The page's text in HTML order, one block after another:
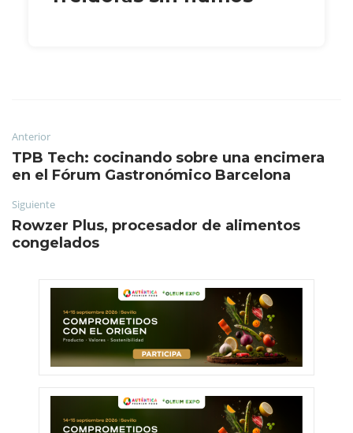
Anterior
TPB Tech: cocinando sobre una encimera
en el Fórum Gastronómico Barcelona
Siguiente
Rowzer Plus, procesador de alimentos
congelados